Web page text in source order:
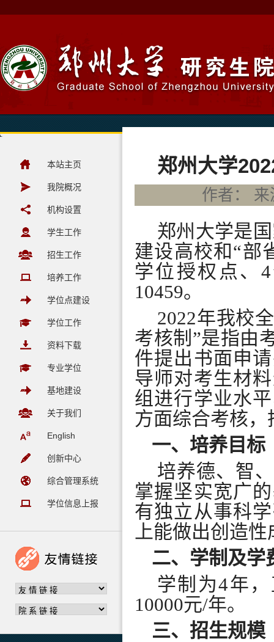
本站主页
我院概况
机构设置
学生工作
招生工作
培养工作
学位点建设
学位工作
资料下载
专业学位
基地建设
关于我们
English
创新中心
综合管理系统
学位信息上报
郑州大学
作者：
郑州大学是
建设高校和 “部
学位授权点、 4
10459。
2022年我校
考核制 ”是指由
件提出书面申
导师对考生材
组进行学业水
方面综合考核，
一、培养目标
培养德、智
掌握坚实宽广
有独立从事科
上能做出创造
二、学制及学
学制为4年
10000元/年。
三、招生规模